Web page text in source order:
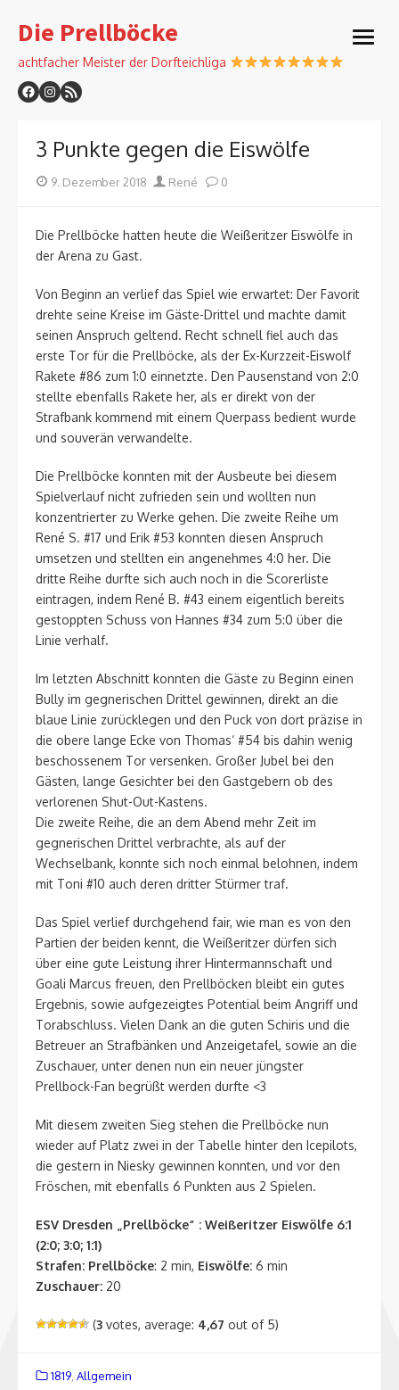
to
Die Prellböcke
achtfacher Meister der Dorfteichliga
open
3 Punkte gegen die Eiswölfe
Posted9. Dezember 2018 Author
René 0
Die Prellböcke hatten heute die Weißeritzer Eiswölfe in
der Arena zu Gast.
Von Beginn an verlief das Spiel wie erwartet: Der Favorit
drehte seine Kreise im Gäste-Drittel und machte damit
seinen Anspruch geltend. Recht schnell fiel auch das
erste Tor für die Prellböcke, als der Ex-Kurzzeit-Eiswolf
Rakete #86 zum 1:0 einnetzte. Den Pausenstand von 2:0
stellte ebenfalls Rakete her, als er direkt von der
Strafbank kommend mit einem Querpass bedient wurde
und souverän verwandelte.
Die Prellböcke konnten mit der Ausbeute bei diesem
Spielverlauf nicht zufrieden sein und wollten nun
konzentrierter zu Werke gehen. Die zweite Reihe um
René S. #17 und Erik #53 konnten diesen Anspruch
umsetzen und stellten ein angenehmes 4:0 her. Die
dritte Reihe durfte sich auch noch in die Scorerliste
eintragen, indem René B. #43 einem eigentlich bereits
gestoppten Schuss von Hannes #34 zum 5:0 über die
Linie verhalf.
Im letzten Abschnitt konnten die Gäste zu Beginn einen
Bully im gegnerischen Drittel gewinnen, direkt an die
blaue Linie zurücklegen und den Puck von dort präzise in
die obere lange Ecke von Thomas‘ #54 bis dahin wenig
beschossenem Tor versenken. Großer Jubel bei den
Gästen, lange Gesichter bei den Gastgebern ob des
verlorenen Shut-Out-Kastens.
Die zweite Reihe, die an dem Abend mehr Zeit im
gegnerischen Drittel verbrachte, als auf der
Wechselbank, konnte sich noch einmal belohnen, indem
mit Toni #10 auch deren dritter Stürmer traf.
Das Spiel verlief durchgehend fair, wie man es von den
Partien der beiden kennt, die Weißeritzer dürfen sich
über eine gute Leistung ihrer Hintermannschaft und
Goali Marcus freuen, den Prellböcken bleibt ein gutes
Ergebnis, sowie aufgezeigtes Potential beim Angriff und
Torabschluss. Vielen Dank an die guten Schiris und die
Betreuer an Strafbänken und Anzeigetafel, sowie an die
Zuschauer, unter denen nun ein neuer jüngster
Prellbock-Fan begrüßt werden durfte <3
Mit diesem zweiten Sieg stehen die Prellböcke nun
wieder auf Platz zwei in der Tabelle hinter den Icepilots,
die gestern in Niesky gewinnen konnten, und vor den
Fröschen, mit ebenfalls 6 Punkten aus 2 Spielen.
ESV Dresden „Prellböcke“ : Weißeritzer Eiswölfe 6:1
(2:0; 3:0; 1:1)
Strafen: Prellböcke: 2 min, Eiswölfe: 6 min
Zuschauer: 20
(3 votes, average: 4,67 out of 5)
1819 Allgemein